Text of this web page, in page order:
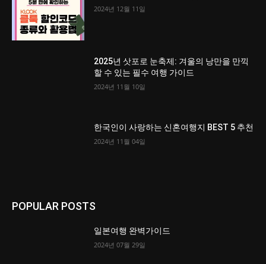
2024년 12월 11일
2025년 삿포로 눈축제: 겨울의 낭만을 만끽
할 수 있는 필수 여행 가이드
2024년 11월 10일
한국인이 사랑하는 신혼여행지 BEST 5 추천
2024년 11월 04일
POPULAR POSTS
일본여행 완벽가이드
2024년 07월 29일